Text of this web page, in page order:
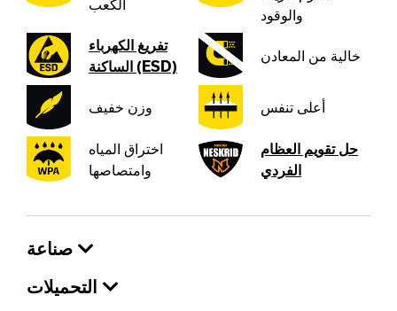
الكعب
والوقود
تفريغ الكهرباء
الساكنة (ESD)
خالية من المعادن
وزن خفيف أعلى تنفس
اختراق المياه
وامتصاصها
حل تقويم العظام
الفردي